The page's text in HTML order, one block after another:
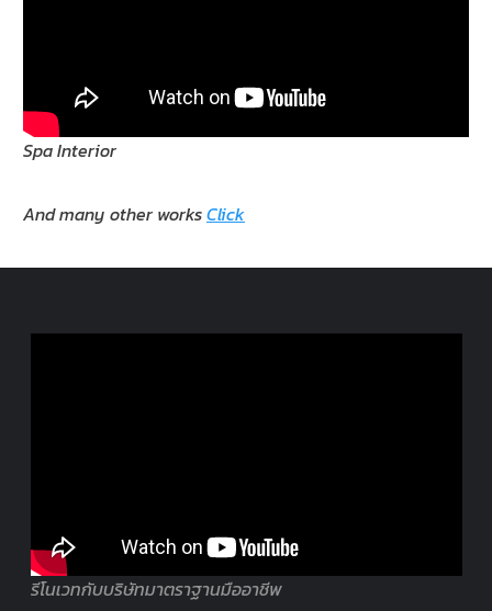
Spa Interior
And many other worksClick
รีโนเวทกับบริษัทมาตราฐานมืออาชีพ